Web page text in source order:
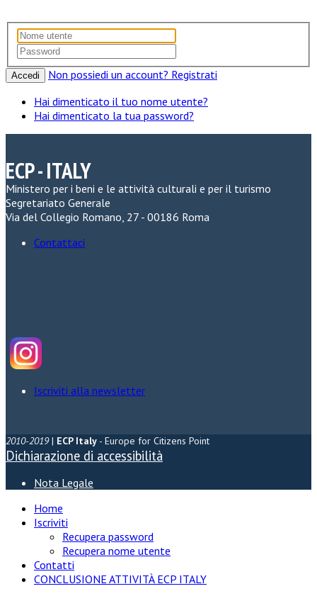
Accedi
Non possiedi un account? Registrati
Hai dimenticato il tuo nome utente?
Hai dimenticato la tua password?
ECP - ITALY
Ministero per i beni e le attività culturali e per il turismo
Segretariato Generale
Via del Collegio Romano, 27 - 00186 Roma
Contattaci
Iscriviti alla newsletter
2010-2019| ECP Italy - Europe for Citizens Point
Dichiarazione di accessibilità
Nota Legale
Home
Iscriviti
Recupera password
Recupera nome utente
Contatti
CONCLUSIONE ATTIVITÀ ECP ITALY